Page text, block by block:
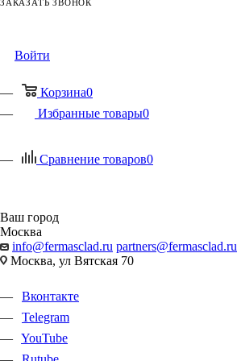
ЗАКАЗАТЬ ЗВОНОК
Войти
Корзина0
Избранные товары0
Сравнение товаров0
Ваш город
Москва
info@fermasclad.ru partners@fermasclad.ru
Москва, ул Вятская 70
Вконтакте
Telegram
YouTube